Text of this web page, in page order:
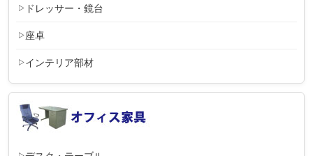
ドレッサー・鏡台
座卓
インテリア部材